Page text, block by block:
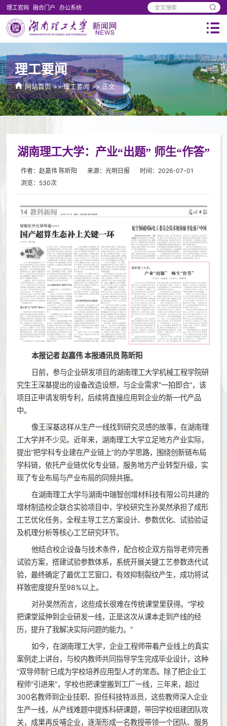
理工官网 融合门户 办公系统
理工要闻
网站首页>>理工要闻>> 正文
湖南理工大学：产业“出题” 师生“作答”
作者：赵嘉伟 陈昕阳 来源：光明日报
时间：2026-07-01
浏览： 530次
本报记者 赵嘉伟 本报通讯员 陈昕阳
日前，参与企业研发项目的湖南理工大学机械工程学院研
究生王深基提出的设备改造设想，与企业需求“一拍即合”，该
项目正申请发明专利，后续将直接应用到企业的新一代产品
中。
像王深基这样从生产一线找到研究灵感的故事，在湖南理
工大学并不少见。近年来，湖南理工大学立足地方产业实际，
提出“把学科专业建在产业链上”的办学思路，围绕创新链布局
学科链，依托产业链优化专业链，服务地方产业转型升级，实
现了专业布局与产业布局的同频共振。
在湖南理工大学与湖南中瑞智创增材科技有限公司共建的
增材制造校企联合实验项目中，学校研究生孙昊然承担了成形
工艺优化任务，全程主导工艺方案设计、参数优化、试验验证
及机理分析等核心工艺研究环节。
他结合校企设备与技术条件，配合校企双方指导老师完善
试验方案，搭建试验参数体系，系统开展关键工艺参数迭代试
验，最终确定了最优工艺窗口，有效抑制裂纹产生，成功将试
样致密度提升至98%以上。
对孙昊然而言，这些成长很难在传统课堂里获得。“学校
把课堂延伸到企业研发一线，正是这次从课本走到产线的经
历，提升了我解决实际问题的能力。”
如今，在湖南理工大学，企业工程师带着产业线上的真实
案例走上讲台，与校内教师共同指导学生完成毕业设计，这种
“双导师制”已成为学校培养应用型人才的常态。除了把企业工
程师“引进来”，学校也把课堂搬到工厂一线，三年来，超过
300名教师到企业挂职、担任科技特派员，这些教师深入企业
生产一线，从产线难题中提炼科研课题，带回学校组建团队攻
关，成果再反哺企业，逐渐形成一名教授带领一个团队、服务